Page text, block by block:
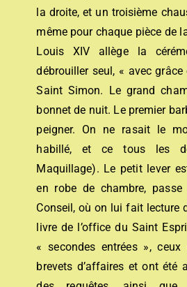
la droite, et un troisième
même pour chaque pièce de
Louis XIV allège la
débrouiller seul, « avec grâce
Saint Simon. Le grand
bonnet de nuit. Le premier
peigner. On ne rasait le
habillé, et ce tous les
Maquillage). Le petit lever
en robe de chambre,
Conseil, où on lui fait lecture
livre de l’office du Saint
« secondes entrées »,
brevets d’affaires et ont été